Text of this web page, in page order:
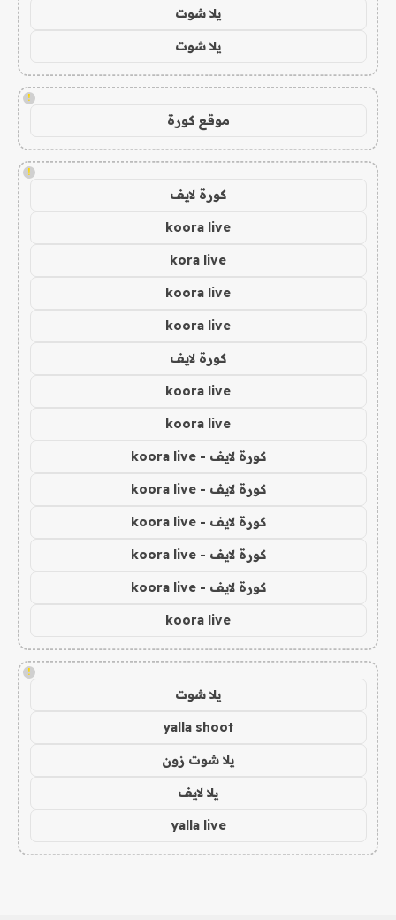
يلا شوت
يلا شوت
!
موقع كورة
!
كورة لايف
koora live
kora live
koora live
koora live
كورة لايف
koora live
koora live
كورة لايف - koora live
كورة لايف - koora live
كورة لايف - koora live
كورة لايف - koora live
كورة لايف - koora live
koora live
!
يلا شوت
yalla shoot
يلا شوت زون
يلا لايف
yalla live